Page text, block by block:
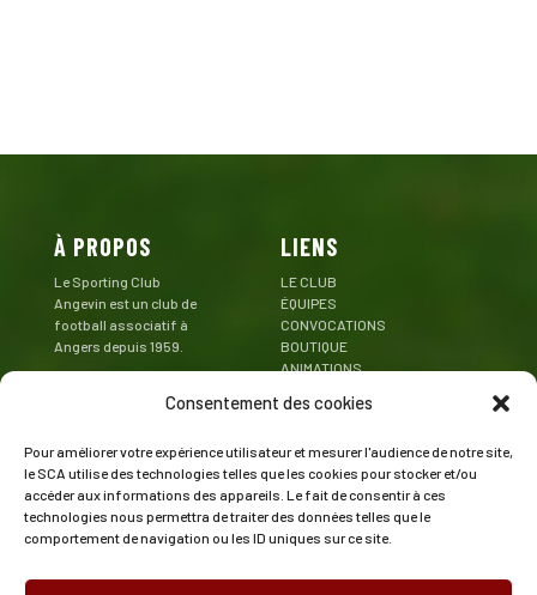
Consentement des cookies
Pour améliorer votre expérience utilisateur et mesurer l'audience de notre site,
le SCA utilise des technologies telles que les cookies pour stocker et/ou
accéder aux informations des appareils. Le fait de consentir à ces
technologies nous permettra de traiter des données telles que le
comportement de navigation ou les ID uniques sur ce site.
À PROPOS
Le Sporting Club
Angevin est un club de
football associatif à
Angers depuis 1959.
LIENS
LE CLUB
ÉQUIPES
CONVOCATIONS
BOUTIQUE
ANIMATIONS
CONTACT
CONTACT
Stade de la Baraterie
Rue Emmanuel Camus
49000 Angers
02 41 47 43 73
SUIVEZ LE SCA